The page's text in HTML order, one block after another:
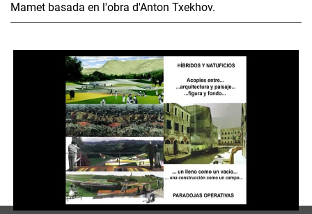
Mamet basada en l'obra d'Anton Txekhov.